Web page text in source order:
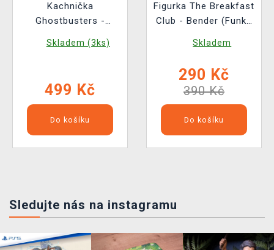
Kachnička
Ghostbusters -
(TUBBZ Ghostbusters
Skladem (3ks)
499 Kč
Do košíku
Figurka The Breakfast
Club - Bender (Funko
Skladem
290 Kč
390 Kč
Do košíku
Sledujte nás na instagramu